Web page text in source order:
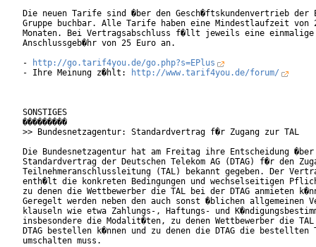
Die neuen Tarife sind �ber den Gesch�ftskundenvertrieb der
Gruppe buchbar. Alle Tarife haben eine Mindestlaufzeit von
Monaten. Bei Vertragsabschluss f�llt jeweils eine einmalige
Anschlussgeb�hr von 25 Euro an.
-
http://go.tarif4you.de/go.php?s=EPlus
- Ihre Meinung z�hlt:
http://www.tarif4you.de/forum/
SONSTIGES
���������
>> Bundesnetzagentur: Standardvertrag f�r Zugang zur TAL
Die Bundesnetzagentur hat am Freitag ihre Entscheidung �ber
Standardvertrag der Deutschen Telekom AG (DTAG) f�r den
Teilnehmeranschlussleitung (TAL) bekannt gegeben. Der
enth�lt die konkreten Bedingungen und wechselseitigen
zu denen die Wettbewerber die TAL bei der DTAG anmieten
Geregelt werden neben den auch sonst �blichen allgemeinen
klauseln wie etwa Zahlungs-, Haftungs- und
insbesondere die Modalit�ten, zu denen Wettbewerber die
DTAG bestellen k�nnen und zu denen die DTAG die bestellten
umschalten muss.